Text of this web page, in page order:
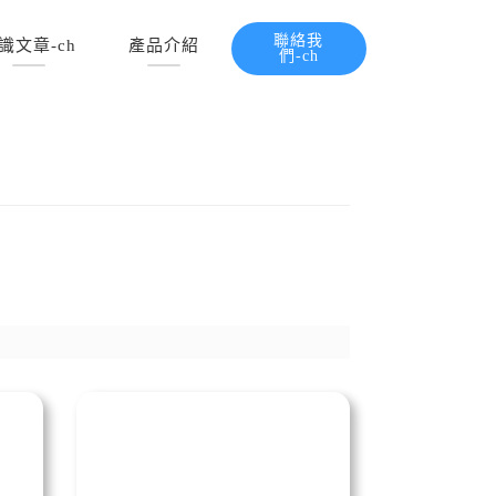
文章-ch 產品介紹
聯絡我
們-ch